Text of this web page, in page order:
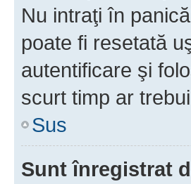
Nu intraţi în
poate fi resetată
autentificare şi
scurt timp ar
Sus
Sunt înregistrat